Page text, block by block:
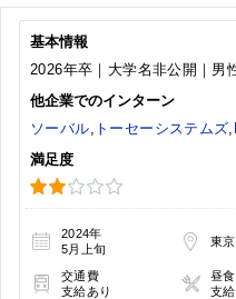
基本情報
2026年卒｜大学名非公開｜男
他企業でのインターン
ソーバル, トーセーシステムズ,
満足度
2024年
5月上旬
東
交通費
支給あり
昼食
支